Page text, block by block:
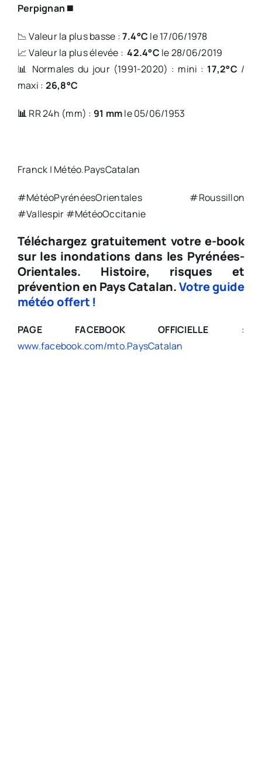
Perpignan ◼️
📉 Valeur la plus basse :7.4°C le 17/06/1978
📈 Valeur la plus élevée :42.4°C le 28/06/2019
📊 Normales du jour (1991-2020) : mini : 17,2°C /
maxi : 26,8°C
📊RR 24h (mm) : 91 mmle 05/06/1953
Franck | Météo.PaysCatalan
#MétéoPyrénéesOrientales #Roussillon
#Vallespir #MétéoOccitanie
Téléchargez gratuitement votre e-book
sur les inondations dans les Pyrénées-
Orientales. Histoire, risques et
prévention en Pays Catalan.Votre guide
météo offert !
PAGE FACEBOOK OFFICIELLE :
www.facebook.com/mto.PaysCatalan